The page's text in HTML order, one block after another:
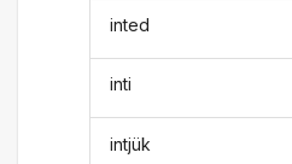
inted
inti
intjük